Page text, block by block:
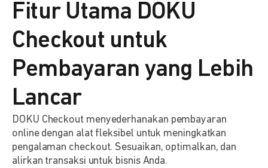
Fitur Utama DOKU
Checkout untuk
Pembayaran yang Lebih
Lancar
DOKU Checkout menyederhanakan pembayaran
online dengan alat fleksibel untuk meningkatkan
pengalaman checkout. Sesuaikan, optimalkan, dan
alirkan transaksi untuk bisnis Anda.